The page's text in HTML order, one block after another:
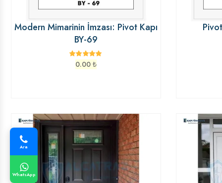
Modern Mimarinin İmzası: Pivot Kapı
BY-69
0.00 ₺
Ara
WhatsApp